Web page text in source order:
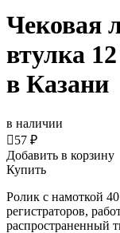
Чековая
втулка
в Казани
в наличии
57 ₽
Добавить в корзину
Купить
Ролик с намоткой
регистраторов,
распространенный